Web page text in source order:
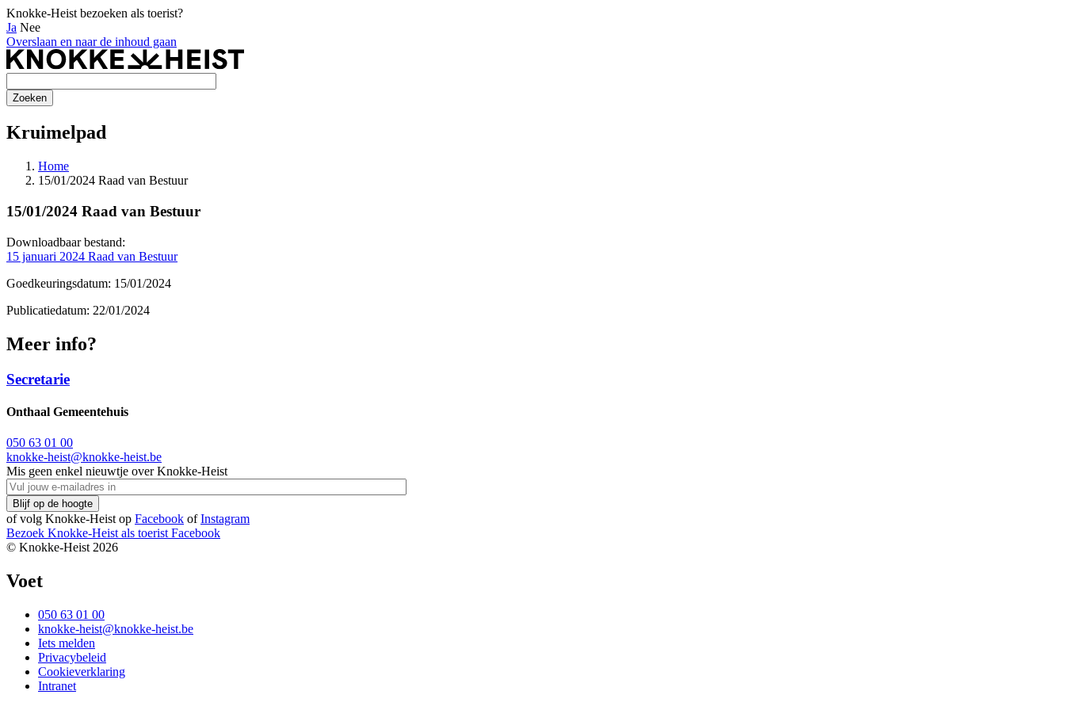
Knokke-Heist bezoeken als toerist?
Ja Nee
Overslaan en naar de inhoud gaan
Kruimelpad
Home
15/01/2024 Raad van Bestuur
15/01/2024 Raad van Bestuur
Downloadbaar bestand:
15 januari 2024 Raad van Bestuur
Goedkeuringsdatum: 15/01/2024
Publicatiedatum: 22/01/2024
Meer info?
Secretarie
Onthaal Gemeentehuis
050 63 01 00
knokke-heist@knokke-heist.be
Mis geen enkel nieuwtje over Knokke-Heist
of volg Knokke-Heist op Facebook ofInstagram
Bezoek Knokke-Heist als toerist Facebook
© Knokke-Heist 2026
Voet
050 63 01 00
knokke-heist@knokke-heist.be
Iets melden
Privacybeleid
Cookieverklaring
Intranet